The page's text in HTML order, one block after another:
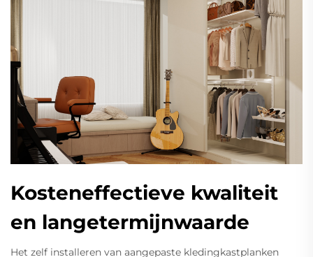
Kosteneffectieve kwaliteit
en langetermijnwaarde
Het zelf installeren van aangepaste kledingkastplanken